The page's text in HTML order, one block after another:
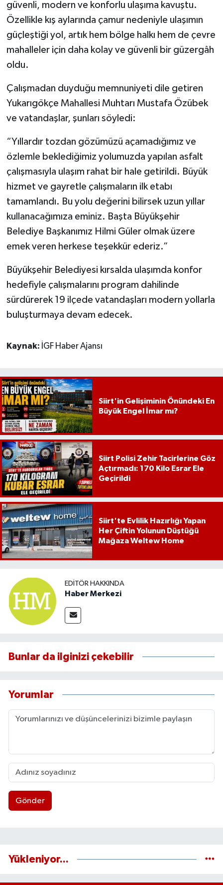
güvenli, modern ve konforlu ulaşıma kavuştu.
Özellikle kış aylarında çamur nedeniyle ulaşımın
güçleştiği yol, artık hem bölge halkı hem de çevre
mahalleler için daha kolay ve güvenli bir güzergâh
oldu.
Çalışmadan duyduğu memnuniyeti dile getiren
Yukarıgökçe Mahallesi Muhtarı Mustafa Özübek
ve vatandaşlar, şunları söyledi:
“Yıllardır tozdan gözümüzü açamadığımız ve
özlemle beklediğimiz yolumuzda yapılan asfalt
çalışmasıyla ulaşım rahat bir hale getirildi. Büyük
hizmet ve gayretle çalışmaların ilk etabı
tamamlandı. Bu yolu değerini bilirsek uzun yıllar
kullanacağımıza eminiz. Başta Büyükşehir
Belediye Başkanımız Hilmi Güler olmak üzere
emek veren herkese teşekkür ederiz.”
Büyükşehir Belediyesi kırsalda ulaşımda konfor
hedefiyle çalışmalarını program dahilinde
sürdürerek 19 ilçede vatandaşları modern yollarla
buluşturmaya devam edecek.
Kaynak: İGF Haber Ajansı
Siirt'in Gelişiminin Önündeki En
Büyük Engel İmar mı?
Siirt Polisi Zehir Tacirlerine Göz
Açtırmadı: 170 Kilo Esrar Ele
Geçirildi
Siirt'te Evlilik Hazırlığı Yapan
Her Çiftin Yolunun Düştüğü
Mağaza Weltew Home
EDITÖR HAKKINDA
Haber Merkezi
Bunlar da ilginizi çekebilir
Yorumlar
Gönder
Yükleniyor...